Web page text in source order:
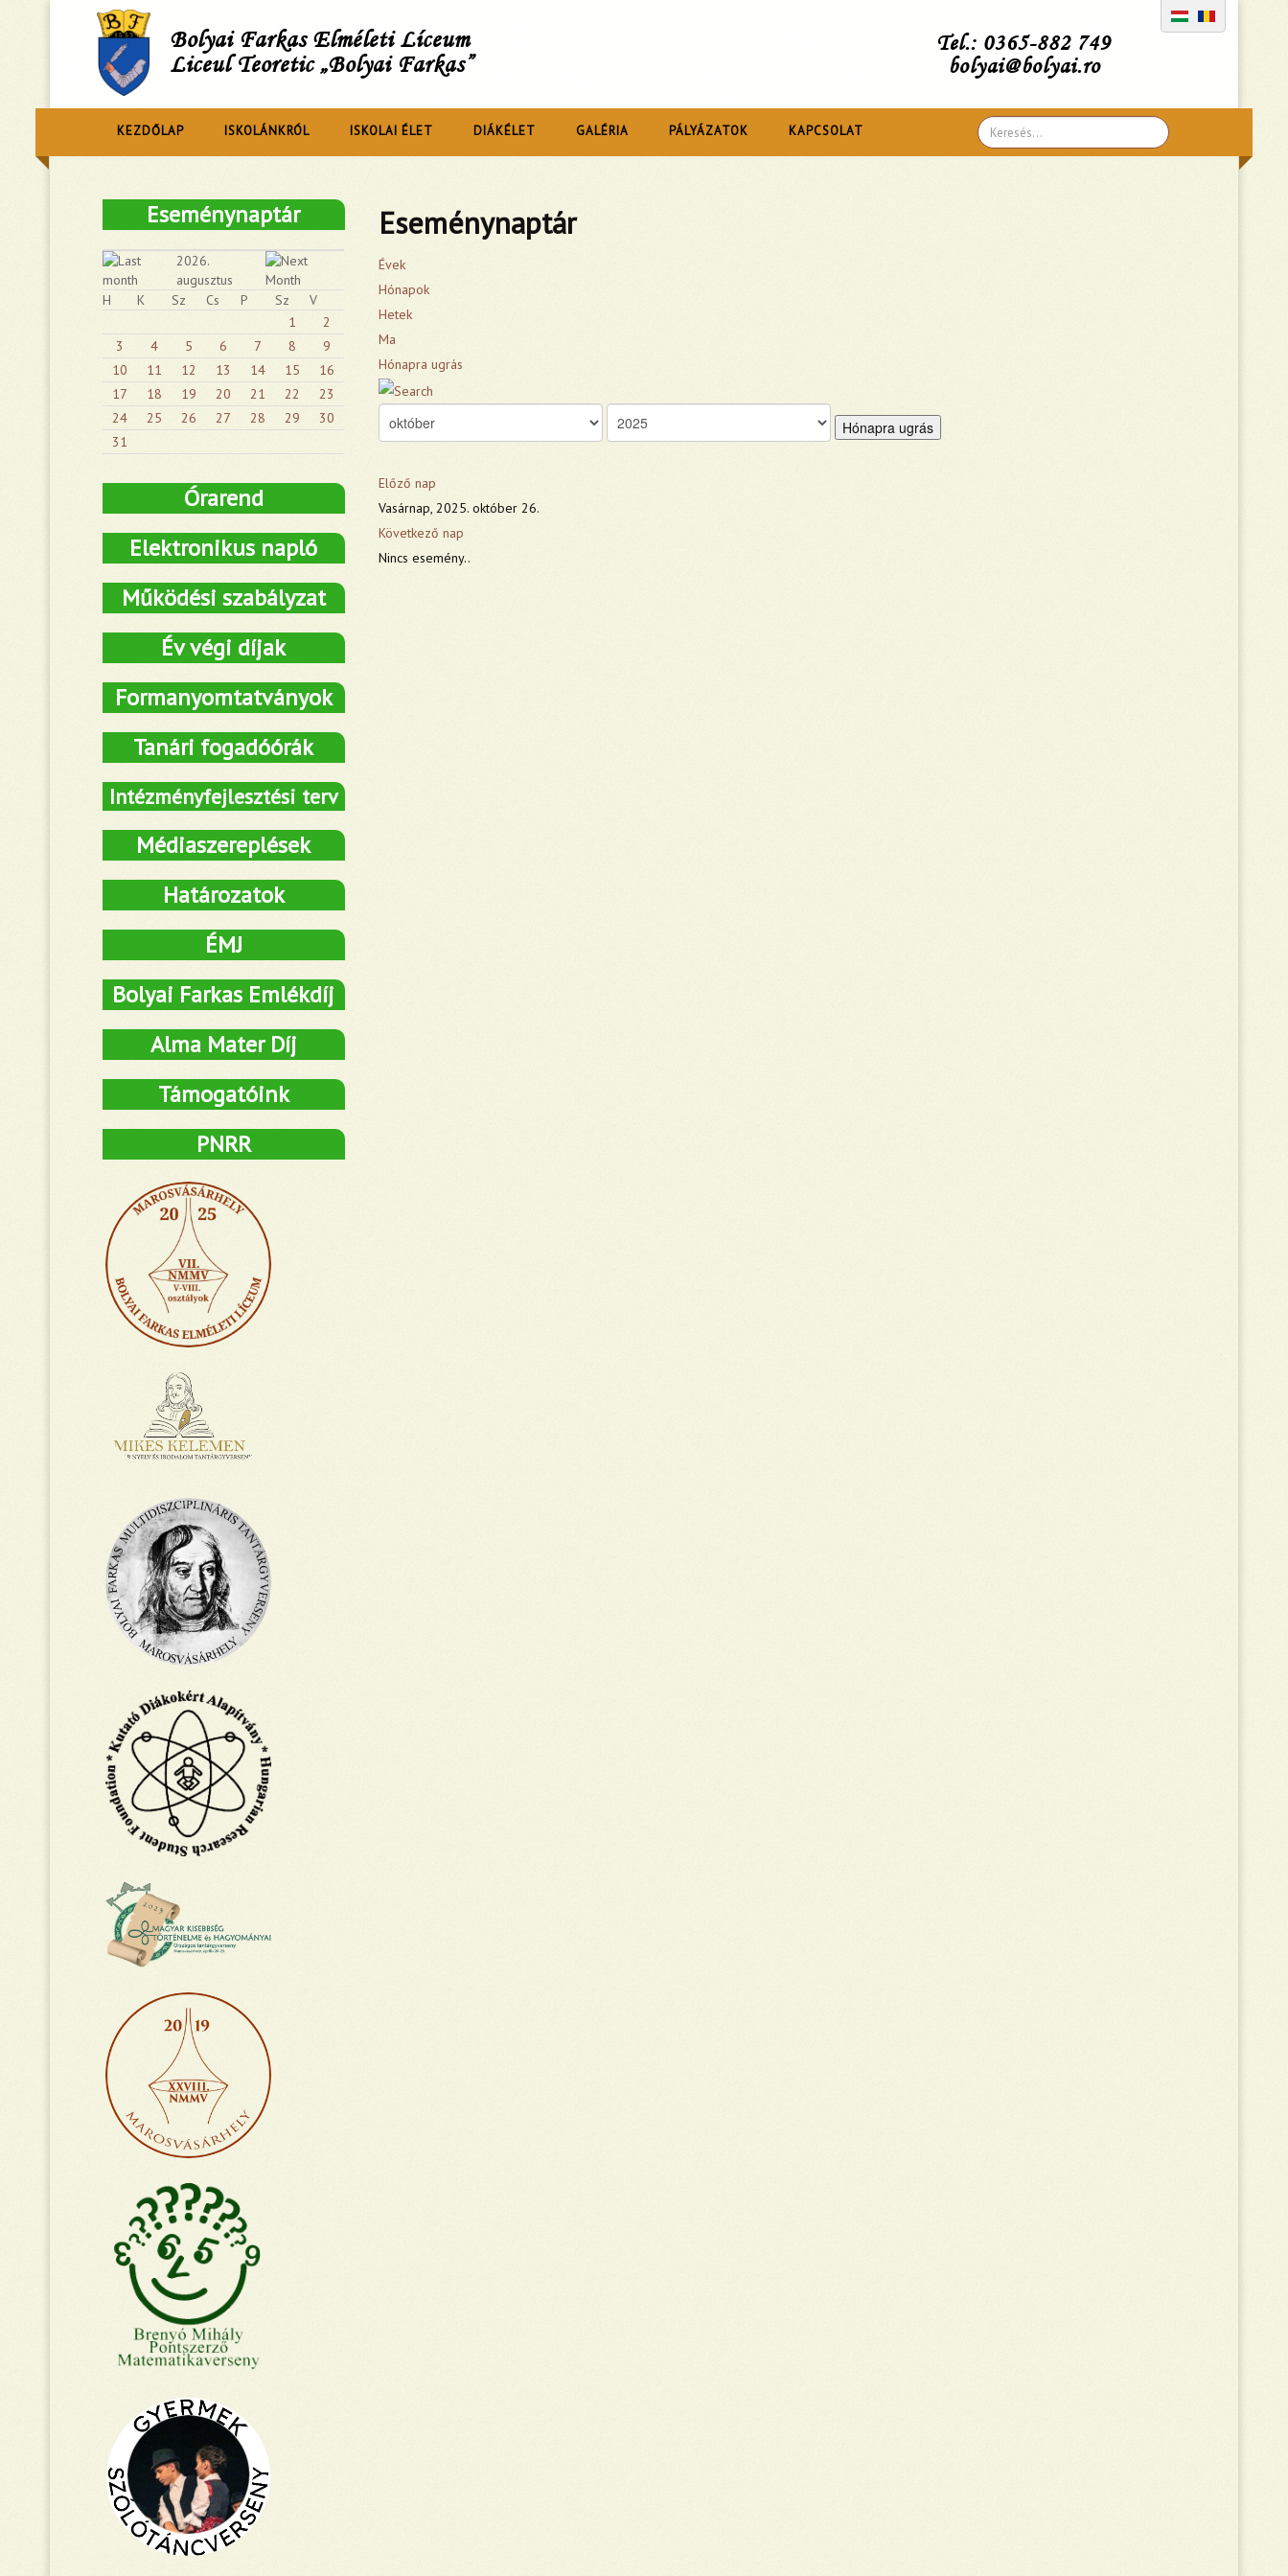
Bolyai Farkas Elméleti Líceum
Liceul Teoretic „Bolyai Farkas”
Tel.: 0365-882 749
bolyai@bolyai.ro
Search
...
KEZDŐLAP ISKOLÁNKRÓL ISKOLAI ÉLET DIÁKÉLET GALÉRIA PÁLYÁZATOK KAPCSOLAT
Eseménynaptár
Évek
Hónapok
Hetek
Ma
Hónapra ugrás
Hónapra ugrás
Előző nap
Vasárnap, 2025. október 26.
Következő nap
Nincs esemény..
Eseménynaptár
2026.
augusztus
H
K Sz Cs P Sz
V
1
2
3
4 5 6 7 8
9
10
11 12 13 14 15
16
17
18 19 20 21 22
23
24
25 26 27 28 29
30
31
Órarend
Elektronikus napló
Működési szabályzat
Év végi díjak
Formanyomtatványok
Tanári fogadóórák
Intézményfejlesztési terv
Médiaszereplések
Határozatok
ÉMJ
Bolyai Farkas Emlékdíj
Alma Mater Díj
Támogatóink
PNRR